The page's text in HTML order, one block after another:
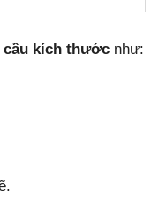
cầu kích thước như: